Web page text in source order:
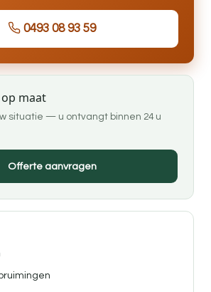
0493 08 93 59
maat
situatie — u ontvangt binnen 24 u
Offerte aanvragen